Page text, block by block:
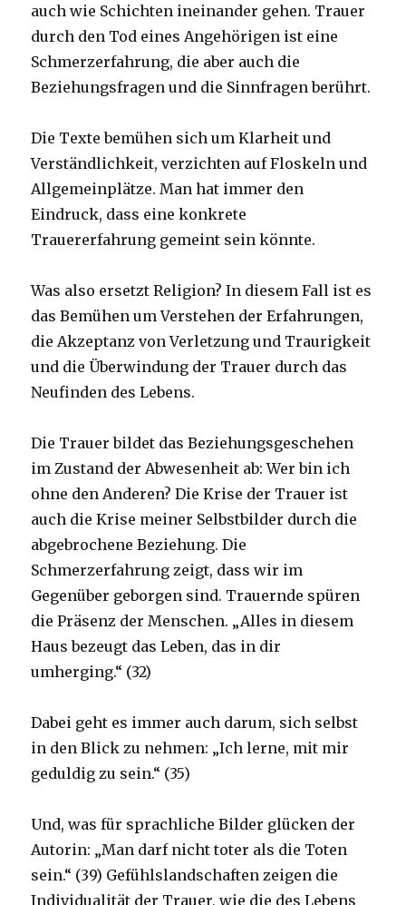
auch wie Schichten ineinander gehen. Trauer
durch den Tod eines Angehörigen ist eine
Schmerzerfahrung, die aber auch die
Beziehungsfragen und die Sinnfragen berührt.
Die Texte bemühen sich um Klarheit und
Verständlichkeit, verzichten auf Floskeln und
Allgemeinplätze. Man hat immer den
Eindruck, dass eine konkrete
Trauererfahrung gemeint sein könnte.
Was also ersetzt Religion? In diesem Fall ist es
das Bemühen um Verstehen der Erfahrungen,
die Akzeptanz von Verletzung und Traurigkeit
und die Überwindung der Trauer durch das
Neufinden des Lebens.
Die Trauer bildet das Beziehungsgeschehen
im Zustand der Abwesenheit ab: Wer bin ich
ohne den Anderen? Die Krise der Trauer ist
auch die Krise meiner Selbstbilder durch die
abgebrochene Beziehung. Die
Schmerzerfahrung zeigt, dass wir im
Gegenüber geborgen sind. Trauernde spüren
die Präsenz der Menschen. „Alles in diesem
Haus bezeugt das Leben, das in dir
umherging.“ (32)
Dabei geht es immer auch darum, sich selbst
in den Blick zu nehmen: „Ich lerne, mit mir
geduldig zu sein.“ (35)
Und, was für sprachliche Bilder glücken der
Autorin: „Man darf nicht toter als die Toten
sein.“ (39) Gefühlslandschaften zeigen die
Individualität der Trauer, wie die des Lebens